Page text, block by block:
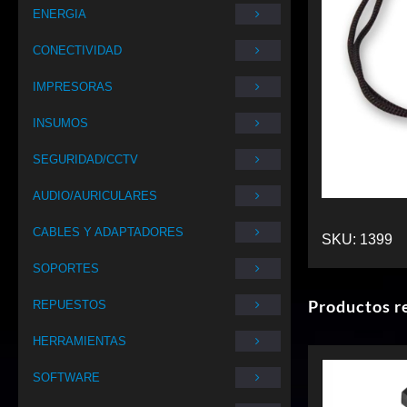
ENERGIA
CONECTIVIDAD
IMPRESORAS
INSUMOS
SEGURIDAD/CCTV
AUDIO/AURICULARES
CABLES Y ADAPTADORES
SOPORTES
REPUESTOS
HERRAMIENTAS
SOFTWARE
SKU: 1399
Productos